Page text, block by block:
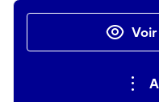
Actions rapides